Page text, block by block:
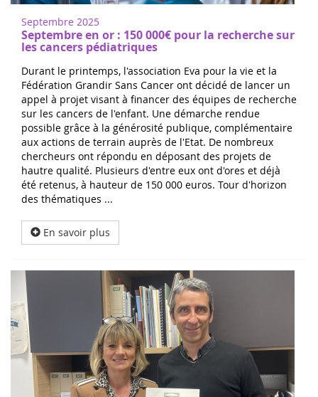
Septembre 2025
Septembre en or : 150 000€ pour la recherche sur
les cancers pédiatriques
Durant le printemps, l'association Eva pour la vie et la
Fédération Grandir Sans Cancer ont décidé de lancer un
appel à projet visant à financer des équipes de recherche
sur les cancers de l'enfant. Une démarche rendue
possible grâce à la générosité publique, complémentaire
aux actions de terrain auprès de l'Etat. De nombreux
chercheurs ont répondu en déposant des projets de
hautre qualité. Plusieurs d'entre eux ont d'ores et déjà
été retenus, à hauteur de 150 000 euros. Tour d'horizon
des thématiques ...
En savoir plus